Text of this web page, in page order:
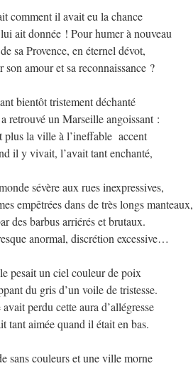
comment il avait eu la chance
ait donnée ! Pour humer à nouveau
sa Provence, en éternel dévot,
son amour et sa reconnaissance ?
bientôt tristement déchanté
retrouvé un Marseille angoissant :
plus la ville à l’ineffable accent
il y vivait, l’avait tant enchanté,
sévère aux rues inexpressives,
empêtrées dans de très longs manteaux,
des barbus arriérés et brutaux.
anormal, discrétion excessive…
pesait un ciel couleur de poix
du gris d’un voile de tristesse.
perdu cette aura d’allégresse
tant aimée quand il était en bas.
sans couleurs et une ville morne